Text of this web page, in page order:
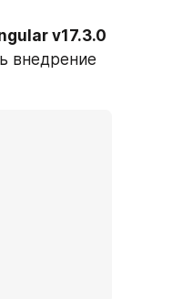
v17.3.0
внедрение